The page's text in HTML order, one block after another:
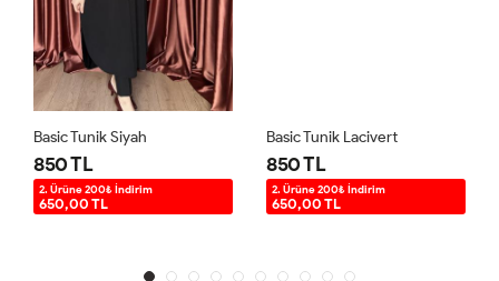
Basic Tunik Siyah
850 TL
2. Ürüne 200₺ İndirim
650,00 TL
Basic Tunik Lacivert
850 TL
2. Ürüne 200₺ İndirim
650,00 TL